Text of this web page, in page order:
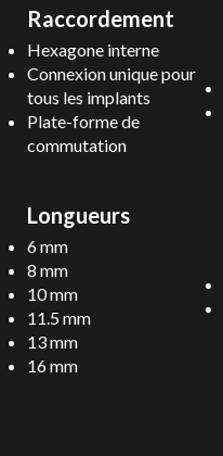
Raccordement
Hexagone interne
Connexion unique pour
tous les implants
Plate-forme de
commutation
Longueurs
6 mm
8 mm
10 mm
11.5 mm
13 mm
16 mm